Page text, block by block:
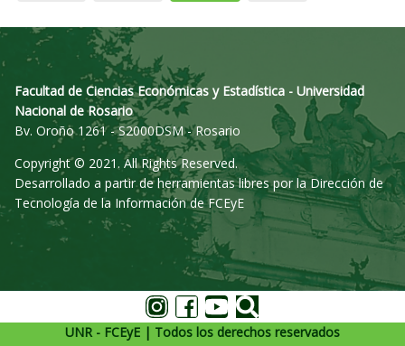
Facultad de Ciencias Económicas y Estadística - Universidad
Nacional de Rosario
Bv. Oroño 1261 - S2000DSM - Rosario
Copyright © 2021. All Rights Reserved.
Desarrollado a partir de herramientas libres por la Dirección de
Tecnología de la Información de FCEyE
UNR - FCEyE | Todos los derechos reservados